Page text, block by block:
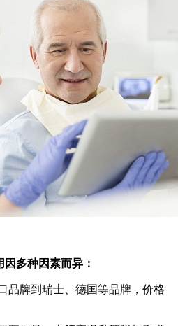
多种因素而异：
牌到瑞士、德国等品牌，价格